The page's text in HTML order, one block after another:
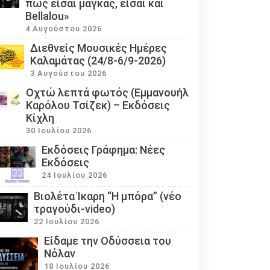
πως είσαι μάγκας, είσαι και
Bellalou»
4 Αυγούστου 2026
Διεθνείς Μουσικές Ημέρες
Καλαμάτας (24/8-6/9-2026)
3 Αυγούστου 2026
Οχτώ λεπτά φωτός (Εμμανουήλ
Καρόλου Τσίζεκ) – Εκδόσεις
Κίχλη
30 Ιουλίου 2026
Εκδόσεις Γράφημα: Νέες
Εκδόσεις
24 Ιουλίου 2026
Βιολέτα Ίκαρη “Η μπόρα” (νέο
τραγούδι-video)
22 Ιουλίου 2026
Eίδαμε την Οδύσσεια του
Νόλαν
18 Ιουλίου 2026